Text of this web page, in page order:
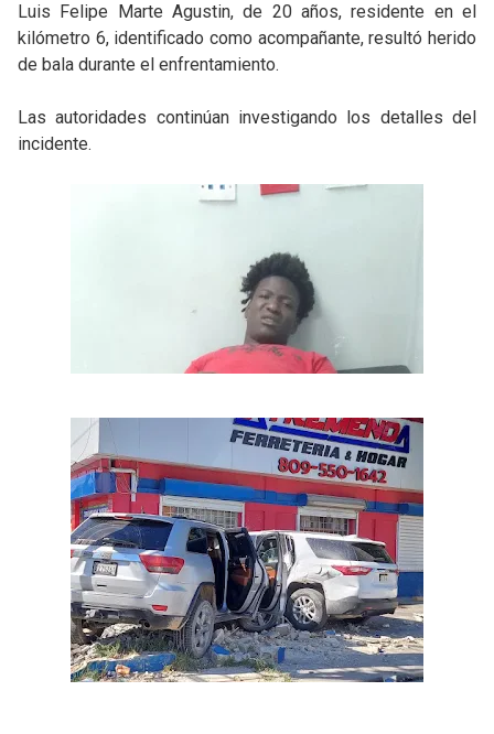
Luis Felipe Marte Agustin, de 20 años, residente en el
kilómetro 6, identificado como acompañante, resultó herido
de bala durante el enfrentamiento.
Las autoridades continúan investigando los detalles del
incidente.